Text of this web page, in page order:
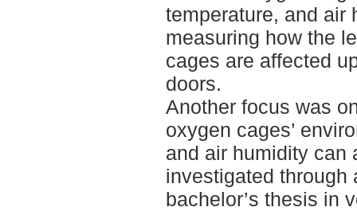
temperature, and air
measuring how the
cages are affected
doors.
Another focus was
oxygen cages’
and air humidity can
investigated through
bachelor’s thesis in